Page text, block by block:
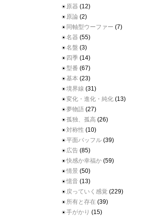
原器 (12)
原論 (2)
同軸型ウーファー (7)
名器 (55)
名盤 (3)
四季 (14)
型番 (67)
基本 (23)
境界線 (31)
変化・進化・純化 (13)
夢物語 (27)
孤独、孤高 (26)
対称性 (10)
平面バッフル (39)
広告 (85)
快感か幸福か (59)
情景 (50)
憶音 (13)
戻っていく感覚 (229)
所有と存在 (39)
手がかり (15)